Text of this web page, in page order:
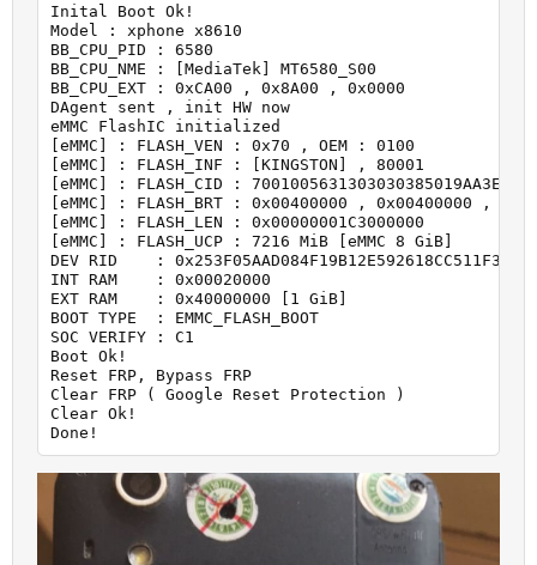
Inital Boot Ok!
Model : xphone x8610
BB_CPU_PID : 6580
BB_CPU_NME : [MediaTek] MT6580_S00
BB_CPU_EXT : 0xCA00 , 0x8A00 , 0x0000
DAgent sent , init HW now
eMMC FlashIC initialized
[eMMC] : FLASH_VEN : 0x70 , OEM : 0100
[eMMC] : FLASH_INF : [KINGSTON] , 80001
[eMMC] : FLASH_CID :
[eMMC] : FLASH_BRT : 0x00400000 , 0x00400000 ,
[eMMC] : FLASH_LEN : 0x00000001C3000000
[eMMC] : FLASH_UCP : 7216 MiB [eMMC 8 GiB]
DEV RID    : 0x253F05AAD084F19B12E592618CC511F3
INT RAM    : 0x00020000
EXT RAM    : 0x40000000 [1 GiB]
BOOT TYPE  : EMMC_FLASH_BOOT
SOC VERIFY : C1
Boot Ok!
Reset FRP, Bypass FRP
Clear FRP ( Google Reset Protection )
Clear Ok!
Done!